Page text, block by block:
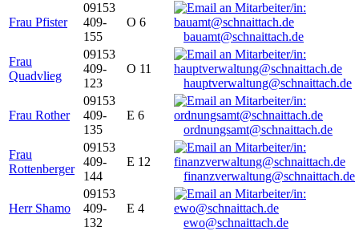
Frau Pfister
09153
409-
155
O 6
bauamt@schnaittach.de
Frau
Quadvlieg
09153
409-
123
O 11
hauptverwaltung@schnaittach.de
Frau Rother
09153
409-
135
E 6
ordnungsamt@schnaittach.de
Frau
Rottenberger
09153
409-
144
E 12
finanzverwaltung@schnaittach.de
Herr Shamo
09153
409-
132
E 4
ewo@schnaittach.de